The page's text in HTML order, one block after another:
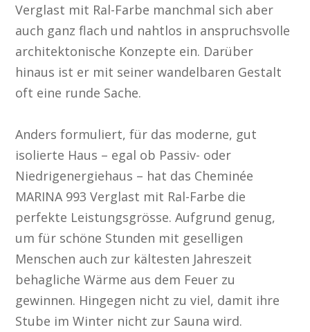
Verglast mit Ral-Farbe manchmal sich aber
auch ganz flach und nahtlos in anspruchsvolle
architektonische Konzepte ein. Darüber
hinaus ist er mit seiner wandelbaren Gestalt
oft eine runde Sache.
Anders formuliert, für das moderne, gut
isolierte Haus – egal ob Passiv- oder
Niedrigenergiehaus – hat das Cheminée
MARINA 993 Verglast mit Ral-Farbe die
perfekte Leistungsgrösse. Aufgrund genug,
um für schöne Stunden mit geselligen
Menschen auch zur kältesten Jahreszeit
behagliche Wärme aus dem Feuer zu
gewinnen. Hingegen nicht zu viel, damit ihre
Stube im Winter nicht zur Sauna wird.